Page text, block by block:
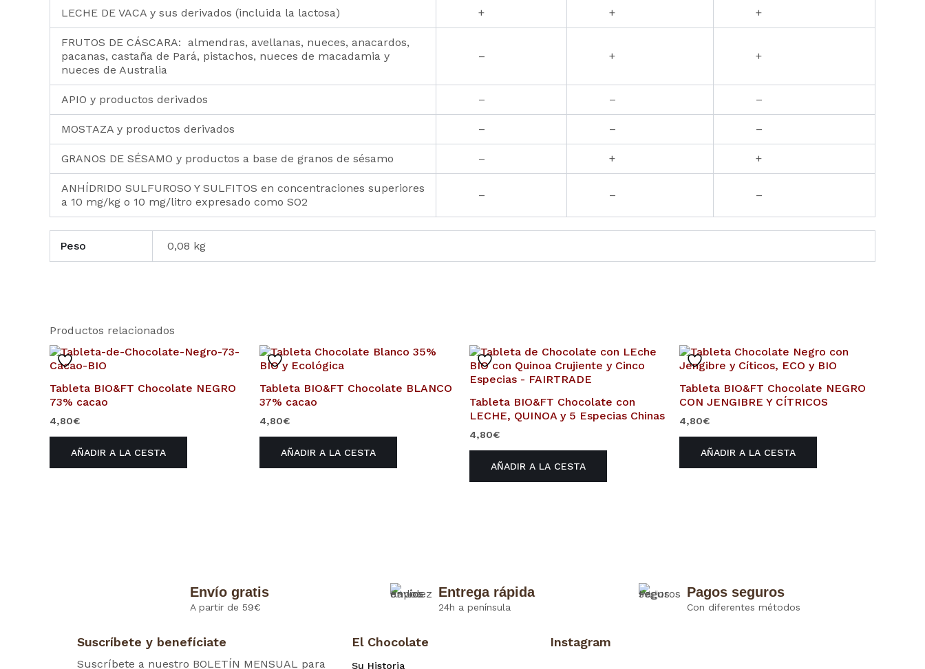
LECHE DE VACA y sus derivados (incluida la lactosa) + + +
FRUTOS DE CÁSCARA: almendras, avellanas, nueces, anacardos,
pacanas, castaña de Pará, pistachos, nueces de macadamia y
nueces de Australia
– + +
APIO y productos derivados – – –
MOSTAZA y productos derivados – – –
GRANOS DE SÉSAMO y productos a base de granos de sésamo – + +
ANHÍDRIDO SULFUROSO Y SULFITOS en concentraciones superiores
a 10 mg/kg o 10 mg/litro expresado como SO2
– – –
Peso 0,08 kg
Productos relacionados
Tableta BIO&FT Chocolate NEGRO
73% cacao
4,80€
AÑADIR A LA CESTA
Tableta BIO&FT Chocolate BLANCO
37% cacao
4,80€
AÑADIR A LA CESTA
Tableta BIO&FT Chocolate con
LECHE, QUINOA y 5 Especias Chinas
4,80€
AÑADIR A LA CESTA
Tableta BIO&FT Chocolate NEGRO
CON JENGIBRE Y CÍTRICOS
4,80€
AÑADIR A LA CESTA
Envío gratis
A partir de 59€
Entrega rápida
24h a península
Pagos seguros
Con diferentes métodos
Suscríbete y benefíciate
Suscríbete a nuestro BOLETÍN MENSUAL para
El Chocolate
Su Historia
Instagram